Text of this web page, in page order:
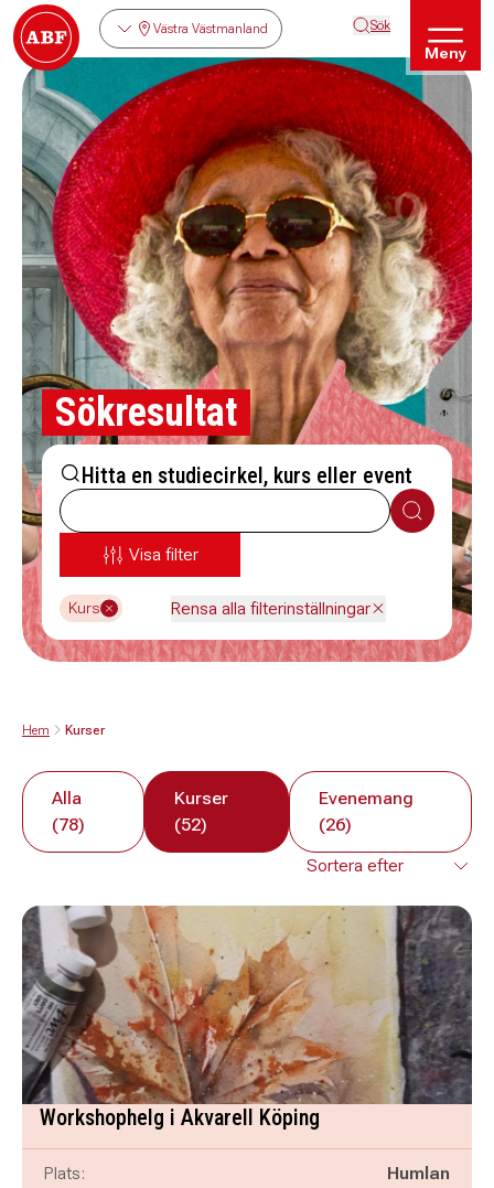
Västra Västmanland Sök
Meny
Sökresultat
Hitta en studiecirkel, kurs eller event
Sök
Visa filter
Kurs Rensa alla filterinställningar
Hem Kurser
Alla
(78)
Kurser
(52)
Evenemang
(26)
Workshophelg i Akvarell Köping
Plats:
Humlan